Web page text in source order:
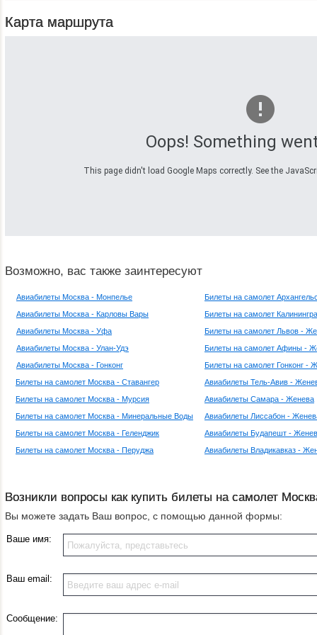
Карта маршрута
Oops! Something
This page didn't load Google Maps correctly. See the
Возможно, вас также заинтересуют
Авиабилеты Москва - Монпелье
Авиабилеты Москва - Карловы Вары
Авиабилеты Москва - Уфа
Авиабилеты Москва - Улан-Удэ
Авиабилеты Москва - Гонконг
Билеты на самолет Москва - Ставангер
Билеты на самолет Москва - Мурсия
Билеты на самолет Москва - Минеральные Воды
Билеты на самолет Москва - Геленджик
Билеты на самолет Москва - Перуджа
Билеты на самолет
Билеты на самолет
Билеты на самолет Львов -
Билеты на самолет Афины -
Билеты на самолет Гонконг -
Авиабилеты Тель-Авив -
Авиабилеты Самара - Женева
Авиабилеты Лиссабон -
Авиабилеты Будапешт -
Авиабилеты Владикавказ -
Возникли вопросы как купить билеты на самолет
Вы можете задать Ваш вопрос, с помощью данной формы:
Ваше имя:
Ваш email:
Сообщение: